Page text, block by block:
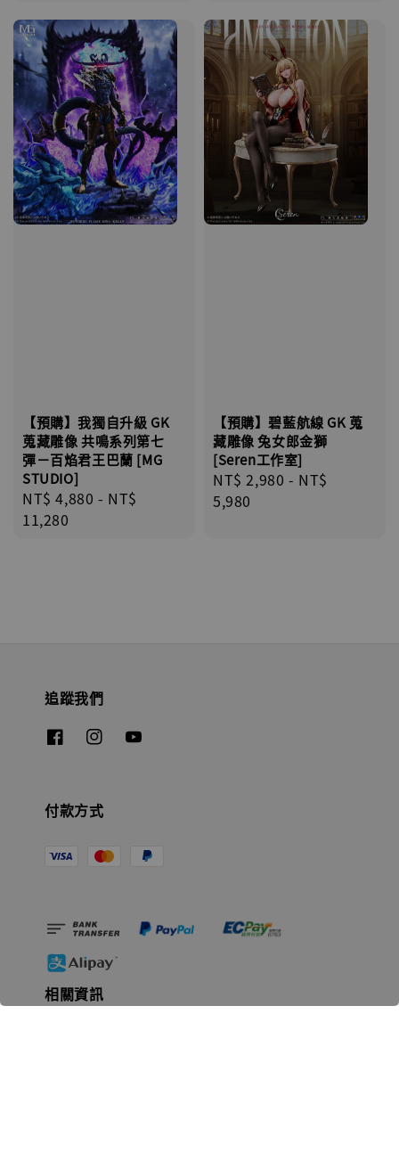
【預購】我獨自升級 GK
蒐藏雕像 共鳴系列第七
彈－百焰君王巴蘭 [MG
STUDIO]
Regular
price
NT$ 4,880 - NT$
11,280
【預購】碧藍航線 GK 蒐
藏雕像 兔女郎金獅
[Seren工作室]
Regular
price
NT$ 2,980 - NT$
5,980
追蹤我們
付款方式
相關資訊